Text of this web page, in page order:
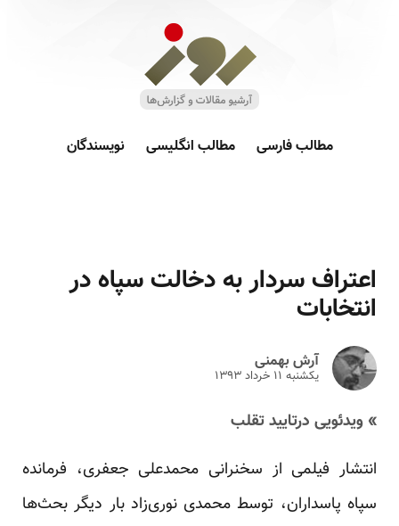
مطالب فارسی مطالب انگلیسی نویسندگان
اعتراف سردار به دخالت سپاه در
انتخابات
آرش بهمنی
یکشنبه ۱۱ خرداد ۱۳۹۳
» ویدئویی درتایید تقلب
انتشار فیلمی از سخنرانی محمدعلی جعفری، فرمانده
سپاه پاسداران، توسط محمدی نوری‌زاد بار دیگر بحث‌ها